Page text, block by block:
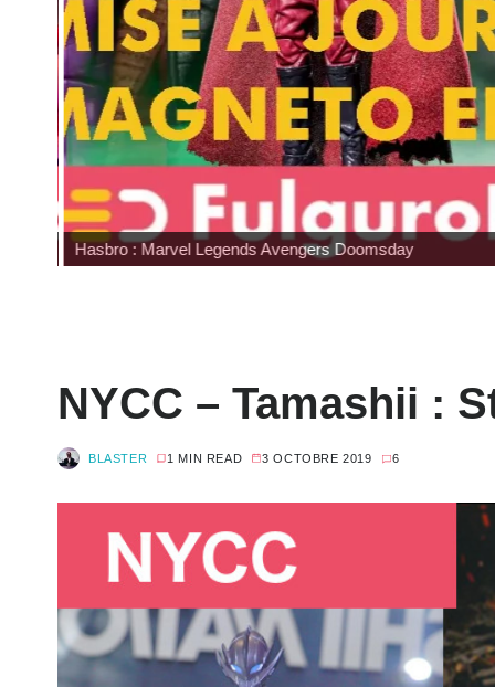
Hasbro : Marvel Legends Avengers Doomsday
NYCC – Tamashii :
BLASTER 1 MIN READ 3 OCTOBRE 2019 6